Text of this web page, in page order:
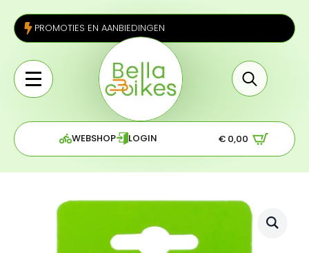
PROMOTIES EN AANBIEDINGEN
for:
WEBSHOP LOGIN € 0,00